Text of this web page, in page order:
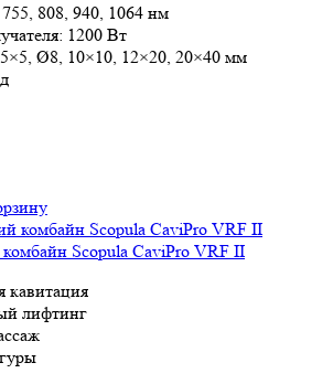
808, 940, 1064 нм
1200 Вт
Ø8, 10×10, 12×20, 20×40 мм
Scopula CaviPro VRF II
кавитация
лифтинг